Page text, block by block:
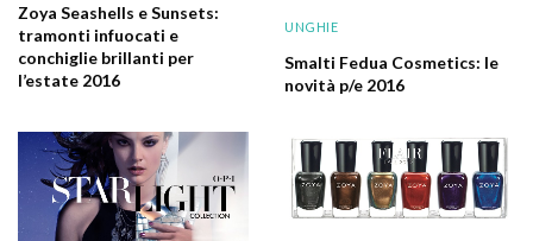
Zoya Seashells e Sunsets:
tramonti infuocati e
conchiglie brillanti per
l’estate 2016
UNGHIE
Smalti Fedua Cosmetics: le
novità p/e 2016